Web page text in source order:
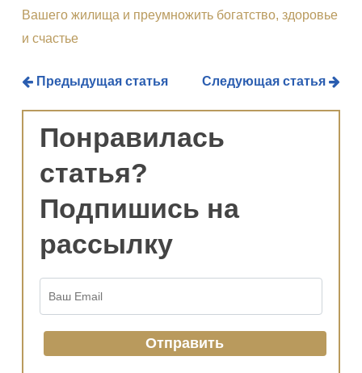
Вашего жилища и преумножить богатство, здоровье
и счастье
Предыдущая статья Следующая статья
Понравилась
статья?
Подпишись на
рассылку